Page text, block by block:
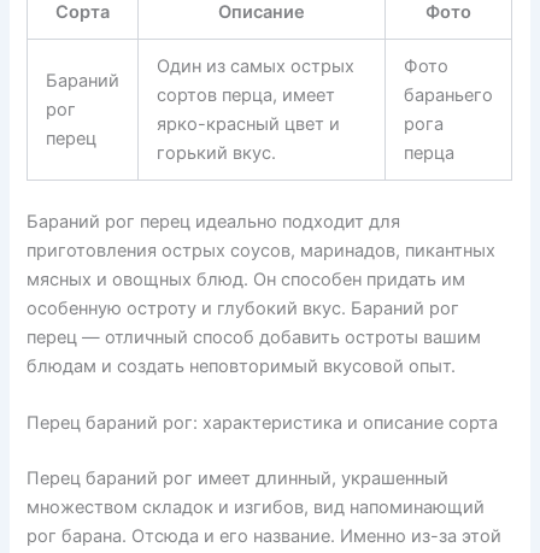
Сорта Описание Фото
Бараний
рог
перец
Один из самых острых
сортов перца, имеет
ярко-красный цвет и
горький вкус.
Фото
бараньего
рога
перца
Бараний рог перец идеально подходит для
приготовления острых соусов, маринадов, пикантных
мясных и овощных блюд. Он способен придать им
особенную остроту и глубокий вкус. Бараний рог
перец — отличный способ добавить остроты вашим
блюдам и создать неповторимый вкусовой опыт.
Перец бараний рог: характеристика и описание сорта
Перец бараний рог имеет длинный, украшенный
множеством складок и изгибов, вид напоминающий
рог барана. Отсюда и его название. Именно из-за этой